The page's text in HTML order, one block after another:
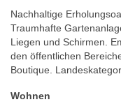
Nachhaltige
Traumhafte
Liegen und Schirmen.
den öffentlichen
Boutique.
Wohnen